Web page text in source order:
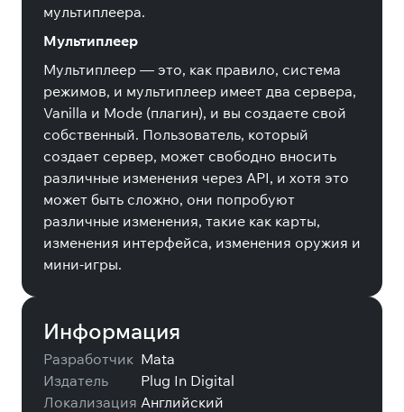
мультиплеера.
Мультиплеер
Мультиплеер — это, как правило, система
режимов, и мультиплеер имеет два сервера,
Vanilla и Mode (плагин), и вы создаете свой
собственный. Пользователь, который
создает сервер, может свободно вносить
различные изменения через API, и хотя это
может быть сложно, они попробуют
различные изменения, такие как карты,
изменения интерфейса, изменения оружия и
мини-игры.
Информация
Разработчик Mata
Издатель
Plug In Digital
Локализация Английский